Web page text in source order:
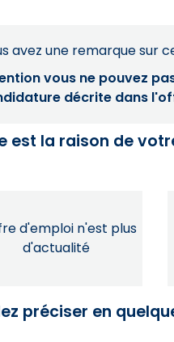
avez une remarque sur
vous ne pouvez
décrite dans
est la raison de
d'emploi n'est plus
d'actualité
préciser en